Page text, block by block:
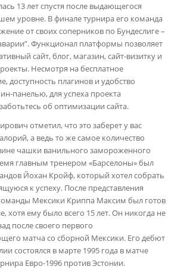
13 лет спустя после выдающегося
уровне. В финале турнира его команда
от своих соперников по Бундеслиге –
Функционал платформы позволяет
сайт, блог, магазин, сайт-визитку и
Несмотря на бесплатное
доступность плагинов и удобство
панелью, для успеха проекта
об оптимизации сайта.
отметил, что это заберет у вас
а ведь то же самое количество
чашки ванильного замороженного
главным тренером «Барселоны» был
Йохан Кройф, который хотел собрать
к успеху. После представления
Мексики Криппа Максим был готов
хотя ему было всего 15 лет. Он никогда не
после своего первого
матча со сборной Мексики. Его дебют
состоялся в марте 1995 года в матче
Евро-1996 против Эстонии.